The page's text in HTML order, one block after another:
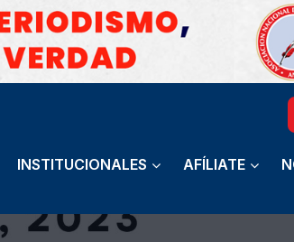
INSTITUCIONALES AFÍLIATE